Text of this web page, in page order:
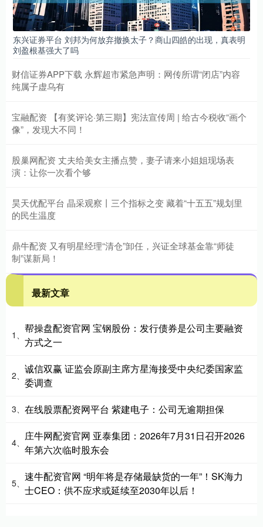
东兴证券平台 刘邦为何放弃撤换太子？商山四皓的出现，真表明
刘盈根基强大了吗
财信证券APP下载 永辉超市紧急声明：网传所谓“闭店”内容
纯属子虚乌有
宝融配资 【有奖评论·第三期】宪法宣传周 | 给古今税收“画个
像”，发现大不同！
股巢网配资 丈夫给美女主播点赞，妻子请来小姐姐现场表
演：让你一次看个够
昊天优配平台 晶采观察丨三个指标之变 藏着“十五五”规划里
的民生温度
鼎牛配资 又有明星经理“清仓”卸任，兴证全球基金靠“师徒
制”谋新局！
最新文章
1、
帮操盘配资官网 宝钢股份：发行债券是公司主要融资
方式之一
2、
诚信双赢 证监会原副主席方星海接受中央纪委国家监
委调查
3、 在线股票配资网平台 紫建电子：公司无逾期担保
4、
庄牛网配资官网 亚泰集团：2026年7月31日召开2026
年第六次临时股东会
5、
速牛配资官网 “明年将是存储最缺货的一年”！SK海力
士CEO：供不应求或延续至2030年以后！